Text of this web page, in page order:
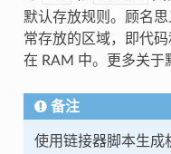
默认存放规则。顾名
常存放的区域，即代
在 RAM 中。更多关于
备注
使用链接器脚本生成